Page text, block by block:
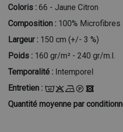
Coloris : 66 - Jaune Citron
Composition : 100% Microfibres
Largeur : 150 cm (+/- 3 %)
Poids : 160 gr/m² - 240 gr/m.l.
Temporalité : Intemporel
Entretien :
Quantité moyenne par